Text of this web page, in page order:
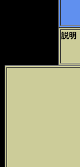
説明